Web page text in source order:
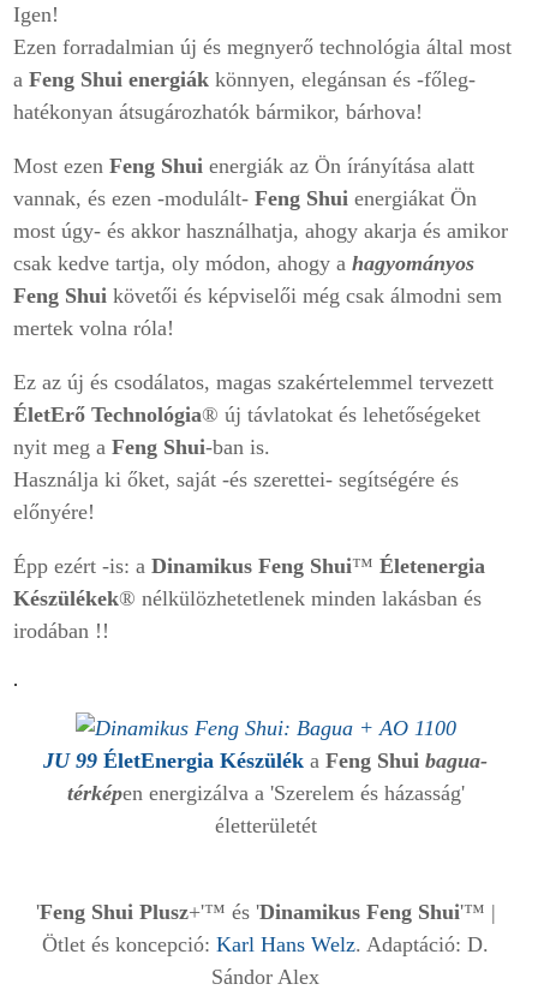
Igen!
Ezen forradalmian új és megnyerő technológia által most
a Feng Shui energiák könnyen, elegánsan és -főleg-
hatékonyan átsugározhatók bármikor, bárhova!
Most ezen Feng Shui energiák az Ön írányítása alatt
vannak, és ezen -modulált- Feng Shui energiákat Ön
most úgy- és akkor használhatja, ahogy akarja és amikor
csak kedve tartja, oly módon, ahogy a hagyományos
Feng Shui követői és képviselői még csak álmodni sem
mertek volna róla!
Ez az új és csodálatos, magas szakértelemmel tervezett
ÉletErő Technológia® új távlatokat és lehetőségeket
nyit meg a Feng Shui-ban is.
Használja ki őket, saját -és szerettei- segítségére és
előnyére!
Épp ezért -is: a Dinamikus Feng Shui™ Életenergia
Készülékek® nélkülözhetetlenek minden lakásban és
irodában !!
.
JU 99 ÉletEnergia Készülék a Feng Shui bagua-
térképen energizálva a 'Szerelem és házasság'
életterületét
'Feng Shui Plusz+'™ és 'Dinamikus Feng Shui'™ |
Ötlet és koncepció: Karl Hans Welz. Adaptáció: D.
Sándor Alex